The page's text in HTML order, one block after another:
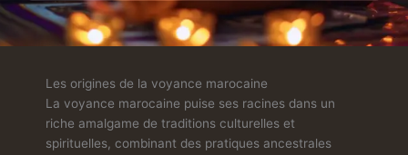
Les origines de la voyance marocaine
La voyance marocaine puise ses racines dans un
riche amalgame de traditions culturelles et
spirituelles, combinant des pratiques ancestrales